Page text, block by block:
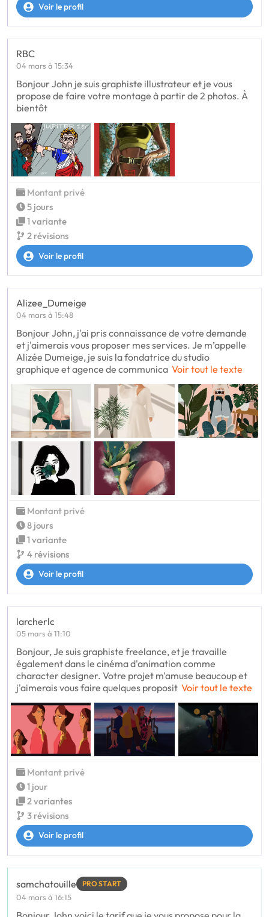
Voir le profil
RBC
04 mars à 15:34
Bonjour John je suis graphiste illustrateur et je vous
propose de faire votre montage à partir de 2 photos. À
bientôt
Montant privé
5 jours
1 variante
2 révisions
Voir le profil
Alizee_Dumeige
04 mars à 15:48
Bonjour John, j'ai pris connaissance de votre demande
et j'aimerais vous proposer mes services. Je m’appelle
Alizée Dumeige, je suis la fondatrice du studio
graphique et agence de communica Voir tout le texte
Montant privé
8 jours
1 variante
4 révisions
Voir le profil
larcherlc
05 mars à 11:10
Bonjour, Je suis graphiste freelance, et je travaille
également dans le cinéma d'animation comme
character designer. Votre projet m'amuse beaucoup et
j'aimerais vous faire quelques proposit Voir tout le texte
Montant privé
1 jour
2 variantes
3 révisions
Voir le profil
samchatouille PRO START
04 mars à 16:15